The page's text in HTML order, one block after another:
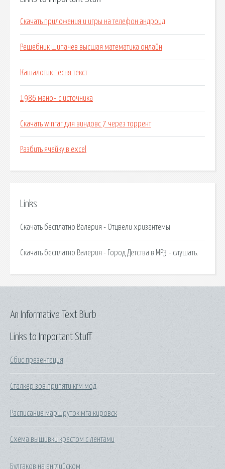
Скачать приложения и игры на телефон андроид
Решебник шипачев высшая математика онлайн
Кашалотик песня текст
1986 манон с источника
Скачать winrar для виндовс 7 через торрент
Разбить ячейку в excel
Links
Скачать бесплатно Валерия - Отцвели хризантемы
Скачать бесплатно Валерия - Город Детства в MP3 - слушать.
Links to Important Stuff
Сбис презентация
Сталкер зов припяти кгм мод
Расписание маршруток мга кировск
Схема вышивки крестом с лентами
Булгаков на английском
An Informative Text Blurb